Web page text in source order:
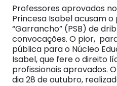
Professores aprovados
Princesa Isabel acusam
“Garrancho” (PSB) de
convocações. O pior,
pública para o Núcleo
Isabel, que fere o direito
profissionais aprovados.
dia 28 de outubro,